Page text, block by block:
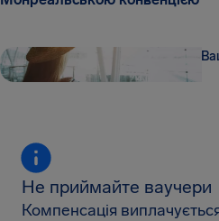
Не приймайте ваучери
Компенсація